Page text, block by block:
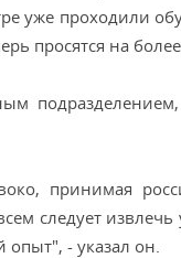
уже проходили
просятся на
принимая
следует
- указал он.